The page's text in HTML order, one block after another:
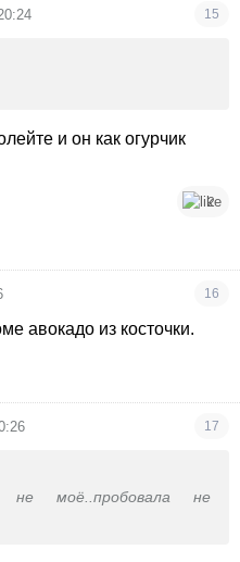
15
и он как огурчик
2
16
авокадо из косточки.
17
не моё..пробовала не